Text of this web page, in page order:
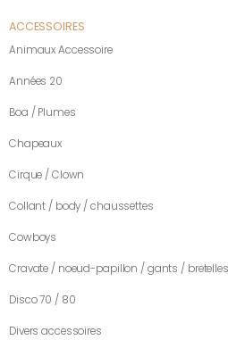
ACCESSOIRES
Animaux Accessoire
Années 20
Boa / Plumes
Chapeaux
Cirque / Clown
Collant / body / chaussettes
Cowboys
Cravate / noeud-papillon / gants / bretelles
Disco 70 / 80
Divers accessoires